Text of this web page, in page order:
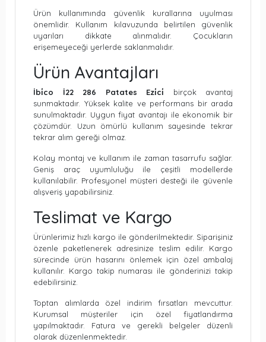
Ürün kullanımında güvenlik kurallarına uyulması
önemlidir. Kullanım kılavuzunda belirtilen güvenlik
uyarıları dikkate alınmalıdır. Çocukların
erişemeyeceği yerlerde saklanmalıdır.
Ürün Avantajları
İbi̇co İ22 286 Patates Ezi̇ci̇ birçok avantaj
sunmaktadır. Yüksek kalite ve performans bir arada
sunulmaktadır. Uygun fiyat avantajı ile ekonomik bir
çözümdür. Uzun ömürlü kullanım sayesinde tekrar
tekrar alım gereği olmaz.
Kolay montaj ve kullanım ile zaman tasarrufu sağlar.
Geniş araç uyumluluğu ile çeşitli modellerde
kullanılabilir. Profesyonel müşteri desteği ile güvenle
alışveriş yapabilirsiniz.
Teslimat ve Kargo
Ürünlerimiz hızlı kargo ile gönderilmektedir. Siparişiniz
özenle paketlenerek adresinize teslim edilir. Kargo
sürecinde ürün hasarını önlemek için özel ambalaj
kullanılır. Kargo takip numarası ile gönderinizi takip
edebilirsiniz.
Toptan alımlarda özel indirim fırsatları mevcuttur.
Kurumsal müşteriler için özel fiyatlandırma
yapılmaktadır. Fatura ve gerekli belgeler düzenli
olarak düzenlenmektedir.